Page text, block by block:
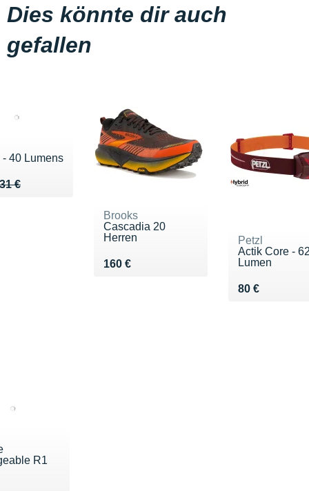
Dies könnte dir auch
gefallen
- 40 Lumens
31 €
de 31 €
€
Brooks
Cascadia 20
Herren
160 €
Vendu 160 €
Petzl
Actik Core -
Lumen
80 €
Vendu 80 €
R1